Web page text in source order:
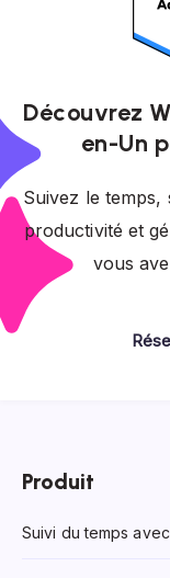
Découvrez
en-Un
Suivez le
productivité et
vous
Produit
Suivi du temps